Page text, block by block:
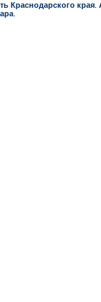
Краснодарcкого края